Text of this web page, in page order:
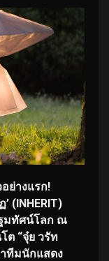
ย่างแรก!
(INHERIT)
มทัศน์โลก ณ
ต “จุ๋ย วรัท
ทีมนักแสดง